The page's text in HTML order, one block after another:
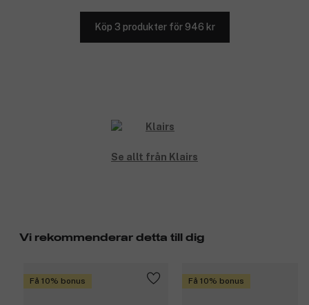
Köp 3 produkter för 946 kr
Se allt från Klairs
Vi rekommenderar detta till dig
Få 10% bonus Få 10% bonus